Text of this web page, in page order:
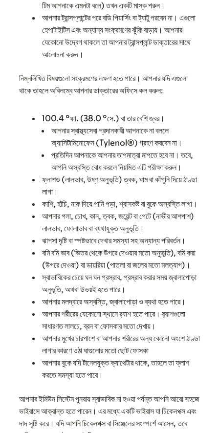
টিম আপনাকে এমনটা বলে) তখন একটি মাস্ক পরুন।
আপনার ট্রান্সপ্লান্টের পরে বডি পিয়ার্সিং বা ট্যাটু পরবেন না। এগুলো
হেপাটাইটিস এবং অন্যান্য সংক্রমণের ঝুঁকি বাড়ায়। আপনার
যেকোনো উদ্বেগ থাকলে তা আপনার ট্রান্সপ্লান্ট ডাক্তারের সাথে
আলোচনা করুন।
নিম্নলিখিত বিষয়গুলো সংক্রমণের লক্ষণ হতে পারে। আপনার যদি এগুলো
থাকে তাহলে অবিলম্বে আপনার ডাক্তারের অফিসে কল করুন:
100.4 °ফা. (38.0 °সে.) বা তার বেশি জ্বর।
আপনার স্বাস্থ্যসেবা প্রদানকারী আপনাকে না বললে
অ্যাসিটামিনোফেন (Tylenol®) গ্রহণ করবেন না।
প্রতিদিন আপনাকে আপনার তাপমাত্রা মাপতে হবে না। তবে,
আপনি অস্বস্তি বোধ করলে নিয়মিত এটি পরীক্ষা করুন।
ফ্লাশড (লালভাব, উষ্ণ অনুভূতি) ত্বক, ঘাম বা কাঁপুনি দিয়ে ঠাণ্ডা
লাগা।
কাশি, হাঁচি, নাক দিয়ে পানি পড়া, শ্বাসকষ্ট বা বুকে অস্বস্তি লাগা।
আপনার গলা, চোখ, কান, ত্বক, জয়েন্ট বা পেটে (নাভীর আশপাশ)
লালভাব, ফোলাভাব বা ব্যথাযুক্ত অনুভূতি।
ঝাপসা দৃষ্টি বা স্পষ্টভাবে দেখার সমস্যা সহ অন্যান্য পরিবর্তন।
বমি বমি ভাব (ভিতর থেকে উগরে দেওয়ার মতো অনুভূতি), বমি করা
(উগরে দেওয়া) বা ডায়রিয়া (পাতলা বা জলের মতো মলত্যাগ)।
স্বাভাবিকের চেয়ে ঘন ঘন প্রস্রাব, প্রস্রাব করার সময় জ্বালাপোড়া
অনুভূতি, অথবা উভয়ই হতে পারে।
আপনার মলদ্বারে অস্বস্তি, জ্বালাপোড়া ও ব্যথা হতে পারে।
আপনার শরীরের যেকোনো স্থানে র‍্যাশ হতে পারে। র‍্যাশগুলো
সাধারণত লালচে, ব্রন বা ফোসকার মতো দেখায়।
আপনার মুখের চারপাশে বা আপনার শরীরের অন্য কোনো অংশে ঠাণ্ডা
লাগার কারণে ওঠা ঘাগুলোর মতো ছোট ফোসকা
আপনার বুকে যদি টানেলযুক্ত ক্যাথেটার থাকে, তাহলে তা ফ্লাশ
করতে সমস্যা হতে পারে।
আপনার ইমিউন সিস্টেম পুনরায় স্বাভাবিক না হওয়া পর্যন্ত আপনি আরো সহজে
ভাইরাসে আক্রান্ত হতে পারেন। এর মধ্যে একটি ভাইরাস যা চিকেনপক্স এবং
দাদ সৃষ্টি করে। যদি আপনি চিকেনপক্স বা সিঞ্জেলের সংস্পর্শে আসেন, তবে